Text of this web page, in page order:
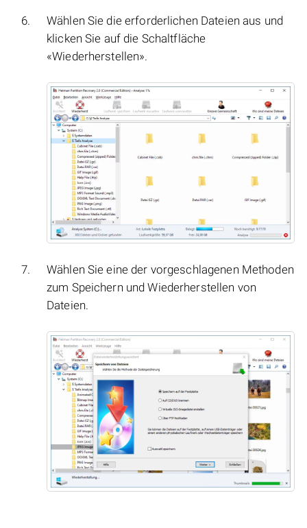
Wählen Sie die erforderlichen Dateien aus und
klicken Sie auf die Schaltfläche
«Wiederherstellen».
Wählen Sie eine der vorgeschlagenen Methoden
zum Speichern und Wiederherstellen von
Dateien.